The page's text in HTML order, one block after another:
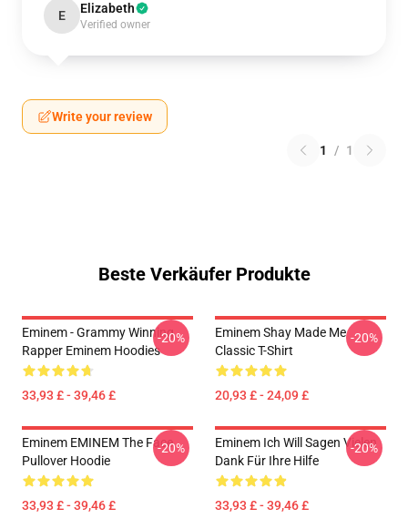
E Elizabeth
Verified owner
Write your review
1 / 1
Beste Verkäufer Produkte
Eminem - Grammy Winning
Rapper Eminem Hoodies
33,93 £ - 39,46 £
-20%
Eminem Shay Made Me
Classic T-Shirt
20,93 £ - 24,09 £
-20%
Eminem EMINEM The Face
Pullover Hoodie
33,93 £ - 39,46 £
-20%
Eminem Ich Will Sagen Vielen
Dank Für Ihre Hilfe
33,93 £ - 39,46 £
-20%